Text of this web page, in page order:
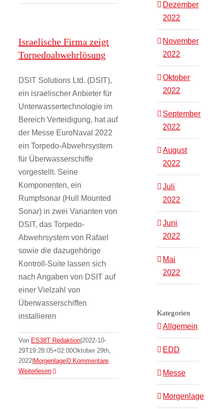
Israelische Firma zeigt
Torpedoabwehrlösung
DSIT Solutions Ltd. (DSIT),
ein israelischer Anbieter für
Unterwassertechnologie im
Bereich Verteidigung, hat auf
der Messe EuroNaval 2022
ein Torpedo-Abwehrsystem
für Überwasserschiffe
vorgestellt. Seine
Komponenten, ein
Rumpfsonar (Hull Mounted
Sonar) in zwei Varianten von
DSIT, das Torpedo-
Abwehrsystem von Rafael
sowie die dazugehörige
Kontroll-Suite lassen sich
nach Angaben von DSIT auf
einer Vielzahl von
Überwasserschiffen
installieren
Von ES38T Redaktion 2022-10-
29T19:28:05+02:00Oktober 29th,
2022 Morgenlage 0 Kommentare
Weiterlesen
Dezember
2022
November
2022
Oktober
2022
September
2022
August
2022
Juli
2022
Juni
2022
Mai
2022
Kategorien
Allgemein
EDD
Messe
Morgenlage